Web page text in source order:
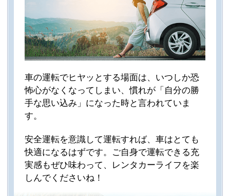
車の運転でヒヤッとする場面は、いつしか恐
怖心がなくなってしまい、慣れが「自分の勝
手な思い込み」になった時と言われていま
す。
安全運転を意識して運転すれば、車はとても
快適になるはずです。ご自身で運転できる充
実感もぜひ味わって、レンタカーライフを楽
しんでくださいね！